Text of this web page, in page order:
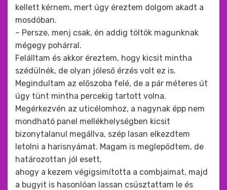
kellett kérnem, mert úgy éreztem dolgom akadt a
mosdóban.
– Persze, menj csak, én addig töltök magunknak
mégegy pohárral.
Felálltam és akkor éreztem, hogy kicsit mintha
szédülnék, de olyan jóleső érzés volt ez is.
Megindultam az előszoba felé, de a pár méteres út
úgy tünt mintha percekig tartott volna.
Megérkezvén az uticélomhoz, a nagynak épp nem
mondható panel mellékhelységben kicsit
bizonytalanul megállva, szép lasan elkezdtem
letolni a harisnyámat. Magam is meglepődtem, de
határozottan jól esett,
ahogy a kezem végigsimította a combjaimat, majd
a bugyit is hasonlóan lassan csúsztattam le és